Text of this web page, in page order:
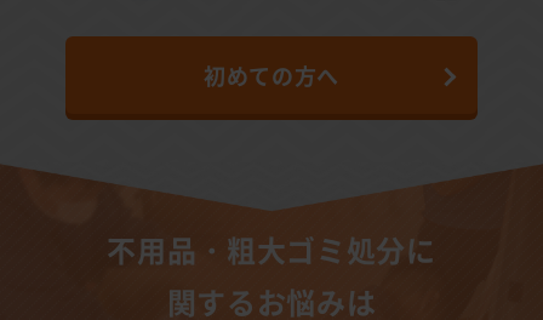
初めての方へ
不用品・粗大ゴミ処分に
関するお悩みは